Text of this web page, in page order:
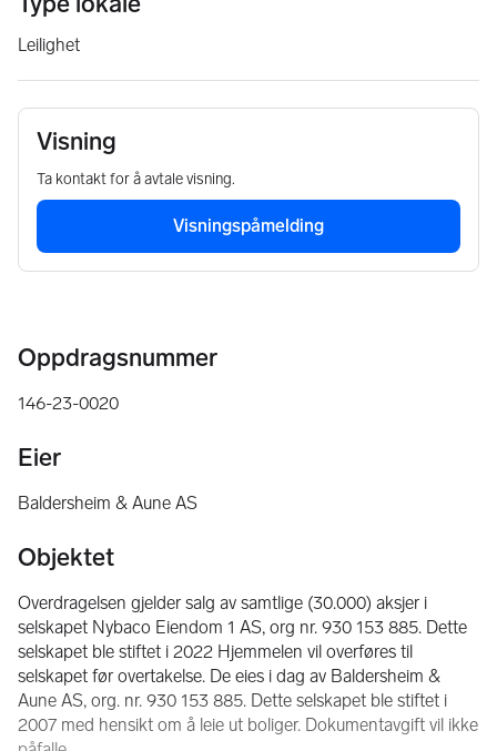
Leilighet
Visning
Ta kontakt for å avtale visning.
Visningspåmelding
Oppdragsnummer
146-23-0020
Eier
Baldersheim & Aune AS
Objektet
Overdragelsen gjelder salg av samtlige (30.000) aksjer i
selskapet Nybaco Eiendom 1 AS, org nr. 930 153 885. Dette
selskapet ble stiftet i 2022 Hjemmelen vil overføres til
selskapet før overtakelse. De eies i dag av Baldersheim &
Aune AS, org. nr. 930 153 885. Dette selskapet ble stiftet i
2007 med hensikt om å leie ut boliger. Dokumentavgift vil ikke